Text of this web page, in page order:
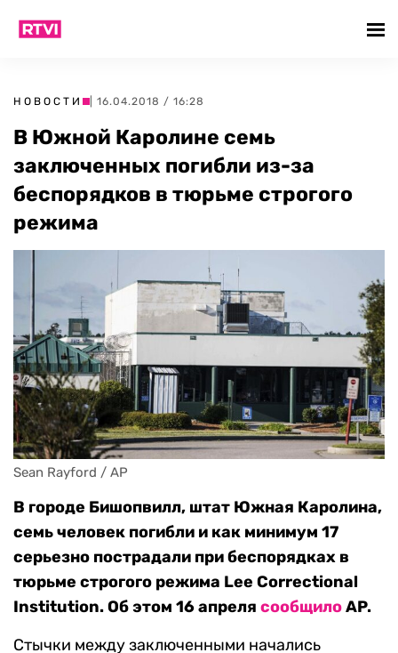
НОВОСТИ | 16.04.2018 / 16:28
В Южной Каролине семь
заключенных погибли из-за
беспорядков в тюрьме строгого
режима
Sean Rayford / AP
В городе Бишопвилл, штат Южная Каролина,
семь человек погибли и как минимум 17
серьезно пострадали при беспорядках в
тюрьме строгого режима Lee Correctional
Institution. Об этом 16 апреля сообщилоAP.
Стычки между заключенными начались